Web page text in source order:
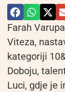
Farah
Viteza,
kategoriji
Doboju,
Luci, gdje je